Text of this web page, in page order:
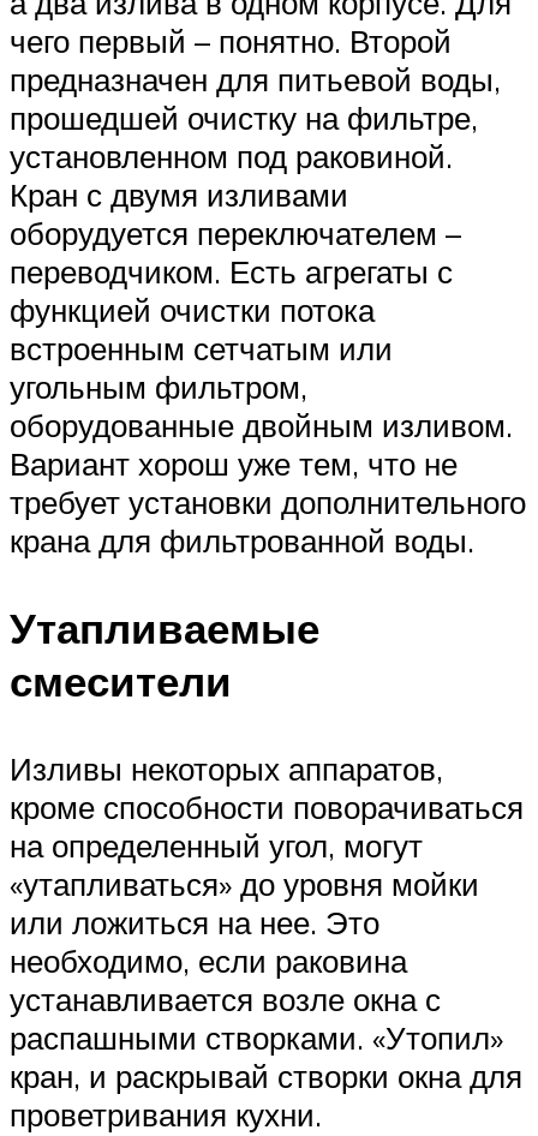
чего первый – понятно. Второй
предназначен для питьевой воды,
прошедшей очистку на фильтре,
установленном под раковиной.
Кран с двумя изливами
оборудуется переключателем –
переводчиком. Есть агрегаты с
функцией очистки потока
встроенным сетчатым или
угольным фильтром,
оборудованные двойным изливом.
Вариант хорош уже тем, что не
требует установки дополнительного
крана для фильтрованной воды.
Утапливаемые
смесители
Изливы некоторых аппаратов,
кроме способности поворачиваться
на определенный угол, могут
«утапливаться» до уровня мойки
или ложиться на нее. Это
необходимо, если раковина
устанавливается возле окна с
распашными створками. «Утопил»
кран, и раскрывай створки окна для
проветривания кухни.